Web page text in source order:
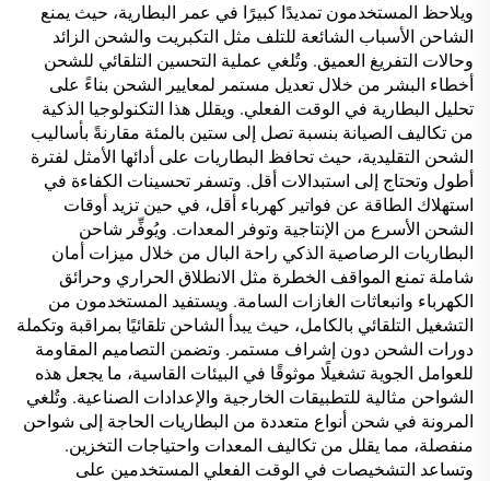
ويلاحظ المستخدمون تمديدًا كبيرًا في عمر البطارية، حيث يمنع
الشاحن الأسباب الشائعة للتلف مثل التكبريت والشحن الزائد
وحالات التفريغ العميق. وتُلغي عملية التحسين التلقائي للشحن
أخطاء البشر من خلال تعديل مستمر لمعايير الشحن بناءً على
تحليل البطارية في الوقت الفعلي. ويقلل هذا التكنولوجيا الذكية
من تكاليف الصيانة بنسبة تصل إلى ستين بالمئة مقارنةً بأساليب
الشحن التقليدية، حيث تحافظ البطاريات على أدائها الأمثل لفترة
أطول وتحتاج إلى استبدالات أقل. وتسفر تحسينات الكفاءة في
استهلاك الطاقة عن فواتير كهرباء أقل، في حين تزيد أوقات
الشحن الأسرع من الإنتاجية وتوفر المعدات. ويُوفِّر شاحن
البطاريات الرصاصية الذكي راحة البال من خلال ميزات أمان
شاملة تمنع المواقف الخطرة مثل الانطلاق الحراري وحرائق
الكهرباء وانبعاثات الغازات السامة. ويستفيد المستخدمون من
التشغيل التلقائي بالكامل، حيث يبدأ الشاحن تلقائيًا بمراقبة وتكملة
دورات الشحن دون إشراف مستمر. وتضمن التصاميم المقاومة
للعوامل الجوية تشغيلًا موثوقًا في البيئات القاسية، ما يجعل هذه
الشواحن مثالية للتطبيقات الخارجية والإعدادات الصناعية. وتُلغي
المرونة في شحن أنواع متعددة من البطاريات الحاجة إلى شواحن
منفصلة، مما يقلل من تكاليف المعدات واحتياجات التخزين.
وتساعد التشخيصات في الوقت الفعلي المستخدمين على